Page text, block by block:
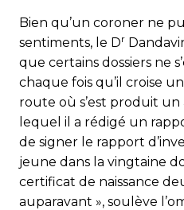
Bien qu’un coroner ne
sentiments, le Dr
que certains dossiers ne
chaque fois qu’il croise
route où s’est produit
lequel il a rédigé un
de signer le rapport
jeune dans la vingtaine
certificat de naissance
auparavant », soulève